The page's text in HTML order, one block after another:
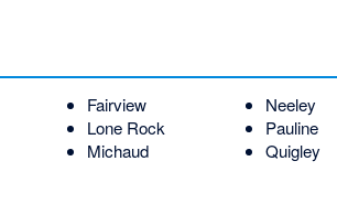
Fairview
Lone Rock
Michaud
Neeley
Pauline
Quigley